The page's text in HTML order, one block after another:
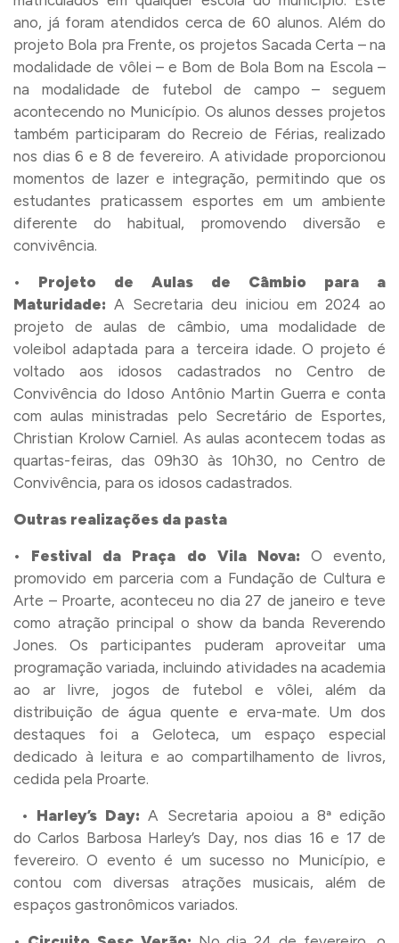
ano, já foram atendidos cerca de 60 alunos. Além do
projeto Bola pra Frente, os projetos Sacada Certa – na
modalidade de vôlei – e Bom de Bola Bom na Escola –
na modalidade de futebol de campo – seguem
acontecendo no Município. Os alunos desses projetos
também participaram do Recreio de Férias, realizado
nos dias 6 e 8 de fevereiro. A atividade proporcionou
momentos de lazer e integração, permitindo que os
estudantes praticassem esportes em um ambiente
diferente do habitual, promovendo diversão e
convivência.
• Projeto de Aulas de Câmbio para a
Maturidade: A Secretaria deu iniciou em 2024 ao
projeto de aulas de câmbio, uma modalidade de
voleibol adaptada para a terceira idade. O projeto é
voltado aos idosos cadastrados no Centro de
Convivência do Idoso Antônio Martin Guerra e conta
com aulas ministradas pelo Secretário de Esportes,
Christian Krolow Carniel. As aulas acontecem todas as
quartas-feiras, das 09h30 às 10h30, no Centro de
Convivência, para os idosos cadastrados.
Outras realizações da pasta
• Festival da Praça do Vila Nova: O evento,
promovido em parceria com a Fundação de Cultura e
Arte – Proarte, aconteceu no dia 27 de janeiro e teve
como atração principal o show da banda Reverendo
Jones. Os participantes puderam aproveitar uma
programação variada, incluindo atividades na academia
ao ar livre, jogos de futebol e vôlei, além da
distribuição de água quente e erva-mate. Um dos
destaques foi a Geloteca, um espaço especial
dedicado à leitura e ao compartilhamento de livros,
cedida pela Proarte.
• Harley’s Day:A Secretaria apoiou a 8ª edição
do Carlos Barbosa Harley’s Day, nos dias 16 e 17 de
fevereiro. O evento é um sucesso no Município, e
contou com diversas atrações musicais, além de
espaços gastronômicos variados.